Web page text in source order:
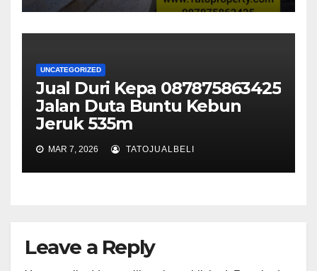
UNCATEGORIZED
Jual Duri Kepa 087875863425
Jalan Duta Buntu Kebun
Jeruk 535m
MAR 7, 2026 TATOJUALBELI
Leave a Reply